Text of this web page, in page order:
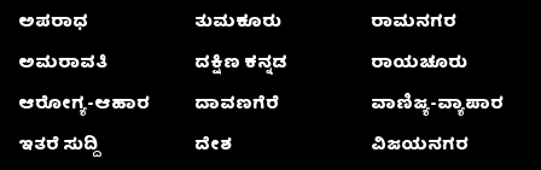
ಅಪರಾಧ
ಅಮರಾವತಿ
ಆರೋಗ್ಯ-ಆಹಾರ
ಇತರೆ ಸುದ್ದಿ
ತುಮಕೂರು
ದಕ್ಷಿಣ ಕನ್ನಡ
ದಾವಣಗೆರೆ
ದೇಶ
ರಾಮನಗರ
ರಾಯಚೂರು
ವಾಣಿಜ್ಯ-ವ್ಯಾಪಾರ
ವಿಜಯನಗರ